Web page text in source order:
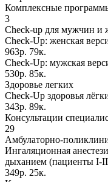
Комплексные
3
Check-up для мужчин и
Check-Up: женская
963р. 79к.
Check-Up: мужская
530р. 85к.
Здоровье легких
Check-Up здоровья
343р. 89к.
Консультации
29
Амбулаторно-
Ингаляционная
дыханием (пациенты I-
349р. 25к.